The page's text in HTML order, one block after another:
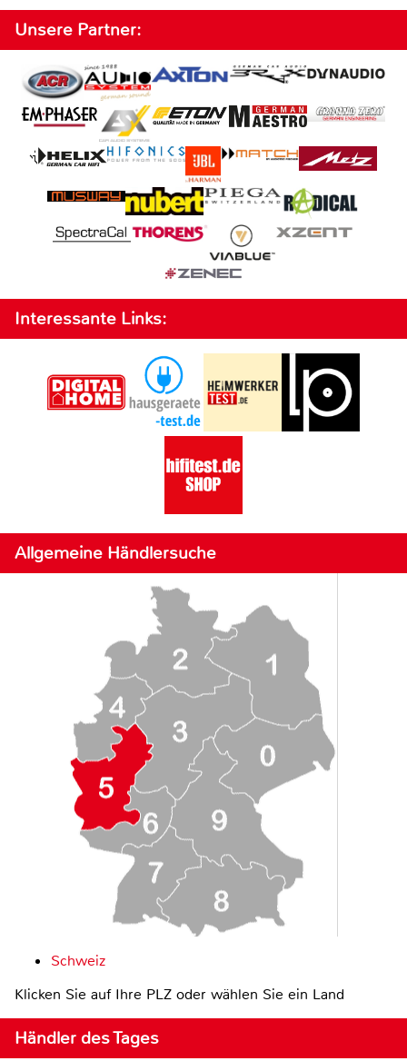
Unsere Partner:
Interessante Links:
Allgemeine Händlersuche
Schweiz
Klicken Sie auf Ihre PLZ oder wählen Sie ein Land
Händler des Tages